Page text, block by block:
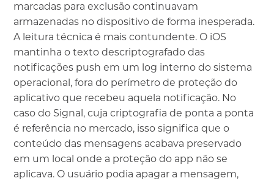
marcadas para exclusão continuavam
armazenadas no dispositivo de forma inesperada.
A leitura técnica é mais contundente. O iOS
mantinha o texto descriptografado das
notificações push em um log interno do sistema
operacional, fora do perímetro de proteção do
aplicativo que recebeu aquela notificação. No
caso do Signal, cuja criptografia de ponta a ponta
é referência no mercado, isso significa que o
conteúdo das mensagens acabava preservado
em um local onde a proteção do app não se
aplicava. O usuário podia apagar a mensagem,